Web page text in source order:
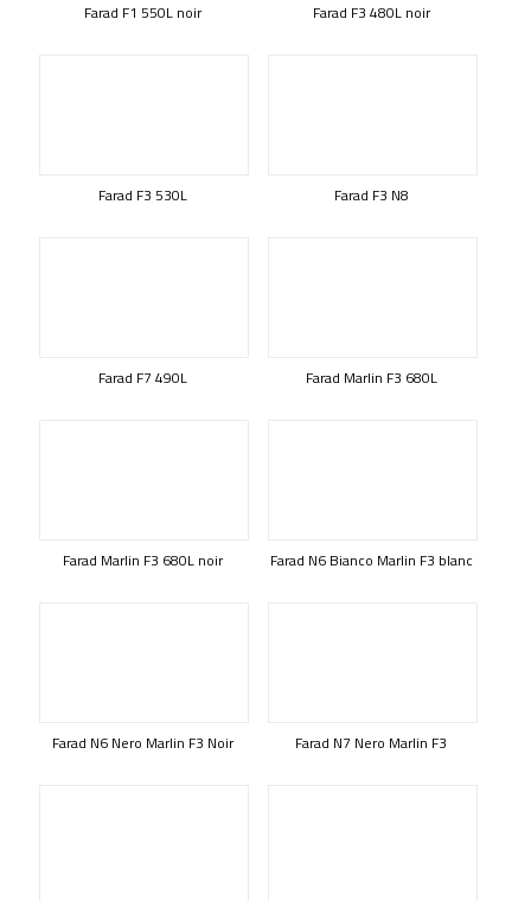
Farad F1 550L noir Farad F3 480L noir
Farad F3 530L Farad F3 N8
Farad F7 490L Farad Marlin F3 680L
Farad Marlin F3 680L noir Farad N6 Bianco Marlin F3 blanc
Farad N6 Nero Marlin F3 Noir Farad N7 Nero Marlin F3